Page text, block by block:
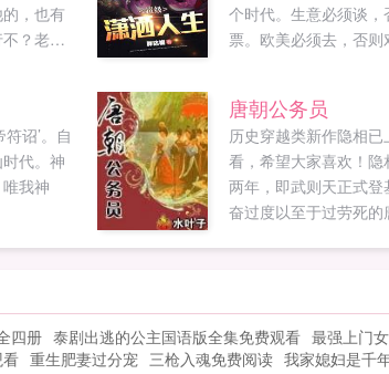
，也有
？老子
个时代。生意必须谈
票。欧美必须去，否
诏’。自
代。神
我神
唐朝公务员
历史穿越类新作隐相
看，希望大家喜欢！
两年，即武则天正式
奋过度以至于过劳死
空前强横的时代。且
变的唐松如何享受美
四册 泰剧出逃的公主国语版全集免费观看 最强上门
重生肥妻过分宠 三枪入魂免费阅读 我家媳妇是千